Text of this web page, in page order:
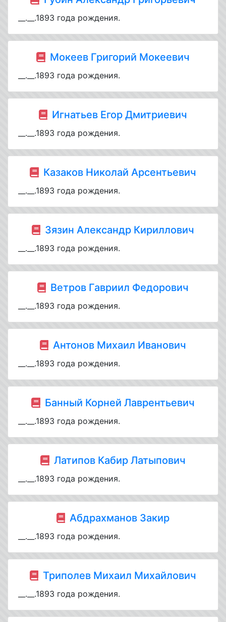
__.__.1893 года рождения.
Мокеев Григорий Мокеевич
__.__.1893 года рождения.
Игнатьев Егор Дмитриевич
__.__.1893 года рождения.
Казаков Николай Арсентьевич
__.__.1893 года рождения.
Зязин Александр Кириллович
__.__.1893 года рождения.
Ветров Гавриил Федорович
__.__.1893 года рождения.
Антонов Михаил Иванович
__.__.1893 года рождения.
Банный Корней Лаврентьевич
__.__.1893 года рождения.
Латипов Кабир Латыпович
__.__.1893 года рождения.
Абдрахманов Закир
__.__.1893 года рождения.
Триполев Михаил Михайлович
__.__.1893 года рождения.